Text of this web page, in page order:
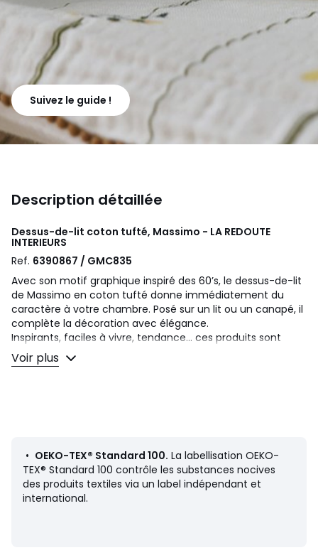
Suivez le guide !
Description détaillée
Dessus-de-lit coton tufté, Massimo - LA REDOUTE
INTERIEURS
Ref. 6390867 / GMC835
Avec son motif graphique inspiré des 60’s, le dessus-de-lit
de Massimo en coton tufté donne immédiatement du
caractère à votre chambre. Posé sur un lit ou un canapé, il
complète la décoration avec élégance.
Inspirants, faciles à vivre, tendance... ces produits sont
devenus les préférés de nos clients. Et, sans doute, les
vôtres.
craft », moderne & pop !"
Description
• 100% coton tufté
Voir plus
• OEKO-TEX® Standard 100. La labellisation OEKO-
TEX® Standard 100 contrôle les substances nocives
des produits textiles via un label indépendant et
international.